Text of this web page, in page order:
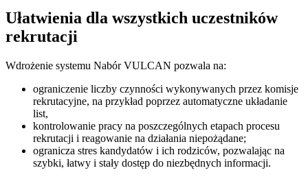
Ułatwienia dla wszystkich uczestników
rekrutacji
Wdrożenie systemu Nabór VULCAN pozwala na:
ograniczenie liczby czynności wykonywanych przez komisje
rekrutacyjne, na przykład poprzez automatyczne układanie
list,
kontrolowanie pracy na poszczególnych etapach procesu
rekrutacji i reagowanie na działania niepożądane;
ogranicza stres kandydatów i ich rodziców, pozwalając na
szybki, łatwy i stały dostęp do niezbędnych informacji.